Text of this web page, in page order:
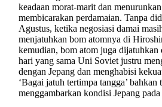
keadaan morat-marit dan
membicarakan perdamaian. Tanpa
Agustus, ketika negosiasi damai
menjatuhkan bom atomnya di
kemudian, bom atom juga dijatuhkan
hari yang sama Uni Soviet justru
dengan Jepang dan menghabisi
‘Bagai jatuh tertimpa tangga’
menggambarkan kondisi Jepang pada